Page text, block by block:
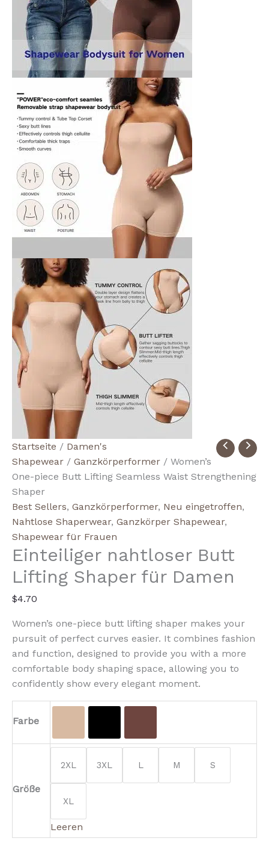
Startseite / Damen's
Shapewear / Ganzkörperformer / Women’s
One-piece Butt Lifting Seamless Waist Strengthening
Shaper
Best Sellers, Ganzkörperformer, Neu eingetroffen,
Nahtlose Shaperwear, Ganzkörper Shapewear,
Shapewear für Frauen
Einteiliger nahtloser Butt
Lifting Shaper für Damen
$4.70
Women’s one-piece butt lifting shaper makes your
pursuit of perfect curves easier. It combines fashion
and function, designed to provide you with a more
comfortable body shaping space, allowing you to
confidently show every elegant moment.
Farbe
Größe
2XL 3XL L M S
XL
Leeren
Women's
One-
piece
Butt
Lifting
Seamless
Waist
Strengthening
Menge